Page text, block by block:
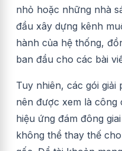
nhỏ hoặc những nhà
đầu xây dựng kênh
hành của hệ thống,
ban đầu cho các bài
Tuy nhiên, các gói giải
nên được xem là công
hiệu ứng đám đông
không thể thay thế